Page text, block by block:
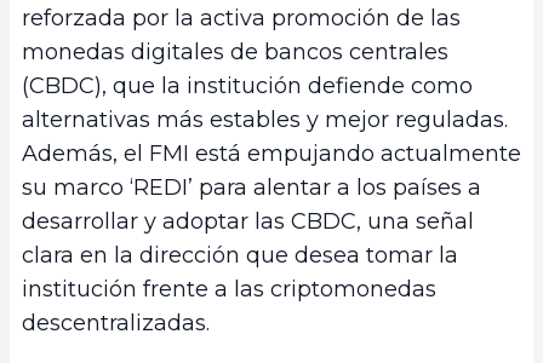
reforzada por la activa promoción de las
monedas digitales de bancos centrales
(CBDC), que la institución defiende como
alternativas más estables y mejor reguladas.
Además, el FMI está empujando actualmente
su marco ‘REDI’ para alentar a los países a
desarrollar y adoptar las CBDC, una señal
clara en la dirección que desea tomar la
institución frente a las criptomonedas
descentralizadas.